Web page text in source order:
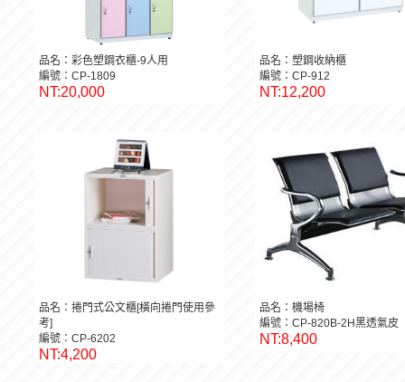
品名：彩色塑鋼衣櫃-9人用
編號：CP-1809
NT:20,000
品名：塑鋼收納櫃
編號：CP-912
NT:12,200
品名：捲門式公文櫃[橫向捲門使用參
考]
編號：CP-6202
NT:4,200
品名：機場椅
編號：CP-820B-2H黑透氣皮
NT:8,400